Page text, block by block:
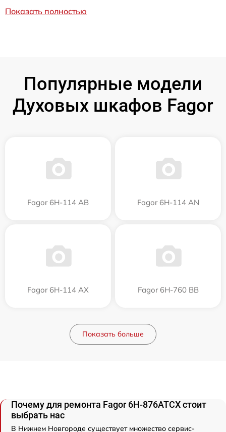
Показать полностью
Популярные модели
Духовых шкафов Fagor
Fagor 6H-114 AB Fagor 6H-114 AN
Fagor 6H-114 AX Fagor 6H-760 BB
Показать больше
Почему для ремонта Fagor 6H-876ATCX стоит
выбрать нас
В Нижнем Новгороде существует множество сервис-